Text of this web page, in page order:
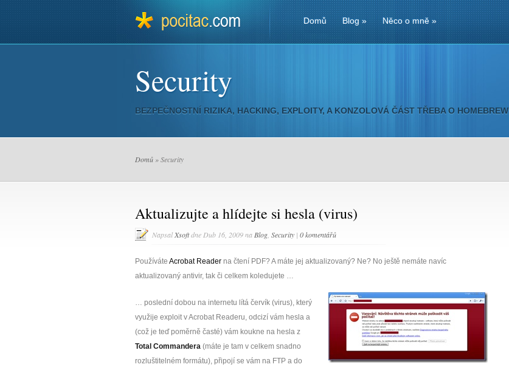
Domů Blog» Něco o mně»
Security
BEZPEČNOSTNÍ RIZIKA, HACKING, EXPLOITY, A KONZOLOVÁ ČÁST TŘEBA O HOMEBREW
Domů » Security
Aktualizujte a hlídejte si hesla (virus)
Napsal Xsoftdne Dub 16, 2009 na Blog Security | 0 komentářů
Používáte Acrobat Reader na čtení PDF? A máte jej aktualizovaný? Ne? No ještě nemáte navíc
aktualizovaný antivir, tak či celkem koledujete …
… poslední dobou na internetu lítá červík (virus), který
využije exploit v Acrobat Readeru, odcizí vám hesla a
(což je teď poměrně časté) vám koukne na hesla z
Total Commandera (máte je tam v celkem snadno
rozluštitelném formátu), připojí se vám na FTP a do